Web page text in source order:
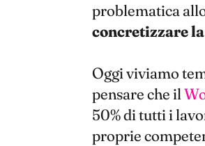
problematica
concretizzare
Oggi viviamo
pensare che il
50% di tutti i
proprie